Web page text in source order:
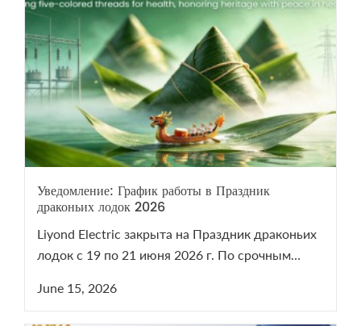
Уведомление: График работы в Праздник
драконьих лодок 2026
Liyond Electric закрыта на Праздник драконьих
лодок с 19 по 21 июня 2026 г. По срочным
June 15, 2026